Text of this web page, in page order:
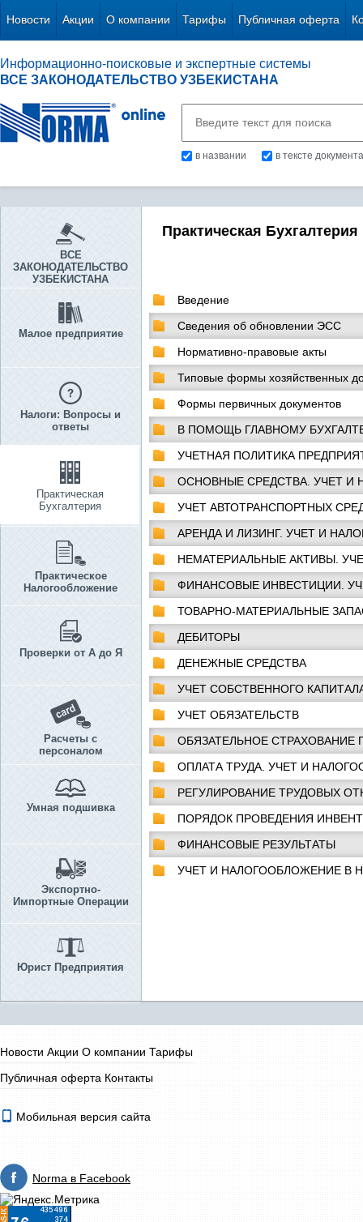
Новости Акции О компании Тарифы Публичная оферта
Информационно-поисковые и экспертные системы
ВСЕ ЗАКОНОДАТЕЛЬСТВО УЗБЕКИСТАНА
в названии в тексте документа
ВСЕ
ЗАКОНОДАТЕЛЬСТВО
УЗБЕКИСТАНА
Малое предприятие
Налоги: Вопросы и
ответы
Практическая
Бухгалтерия
Практическое
Налогообложение
Проверки от А до Я
Расчеты с
персоналом
Умная подшивка
Экспортно-
Импортные Операции
Юрист Предприятия
Практическая Бухгалтерия
Введение
Сведения об обновлении ЭСС
Нормативно-правовые акты
Типовые формы хозяйственных
Формы первичных документов
В ПОМОЩЬ ГЛАВНОМУ
УЧЕТНАЯ ПОЛИТИКА
ОСНОВНЫЕ СРЕДСТВА. УЧЕТ И
УЧЕТ АВТОТРАНСПОРТНЫХ
АРЕНДА И ЛИЗИНГ. УЧЕТ И
НЕМАТЕРИАЛЬНЫЕ АКТИВЫ.
ФИНАНСОВЫЕ ИНВЕСТИЦИИ.
ТОВАРНО-МАТЕРИАЛЬНЫЕ
ДЕБИТОРЫ
ДЕНЕЖНЫЕ СРЕДСТВА
УЧЕТ СОБСТВЕННОГО
УЧЕТ ОБЯЗАТЕЛЬСТВ
ОБЯЗАТЕЛЬНОЕ СТРАХОВАНИЕ
ОПЛАТА ТРУДА. УЧЕТ И
РЕГУЛИРОВАНИЕ ТРУДОВЫХ
ПОРЯДОК ПРОВЕДЕНИЯ
ФИНАНСОВЫЕ РЕЗУЛЬТАТЫ
УЧЕТ И НАЛОГООБЛОЖЕНИЕ В
Новости Акции О компании Тарифы
Публичная оферта Контакты
Мобильная версия сайта
Norma в Facebook